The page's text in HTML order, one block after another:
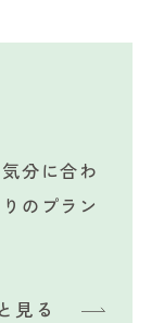
分に合わ
のプラン
見る